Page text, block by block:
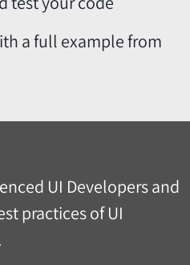
a full example from
UI Developers and
practices of UI